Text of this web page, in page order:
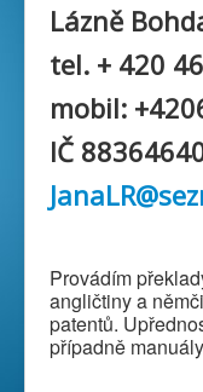
Lázně
tel. + 420
mobil:
IČ
Provádím
angličtiny a
patentů.
případně